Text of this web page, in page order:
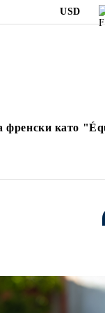
USD
френски като